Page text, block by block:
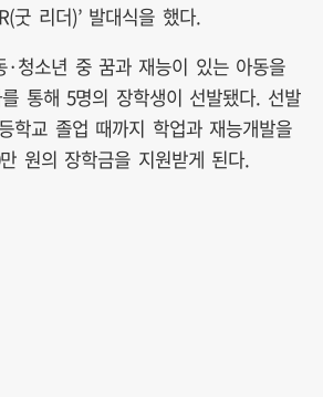
굿 리더)’ 발대식을 했다.
·청소년 중 꿈과 재능이 있는 아동을
통해 5명의 장학생이 선발됐다. 선발
학교 졸업 때까지 학업과 재능개발을
원의 장학금을 지원받게 된다.